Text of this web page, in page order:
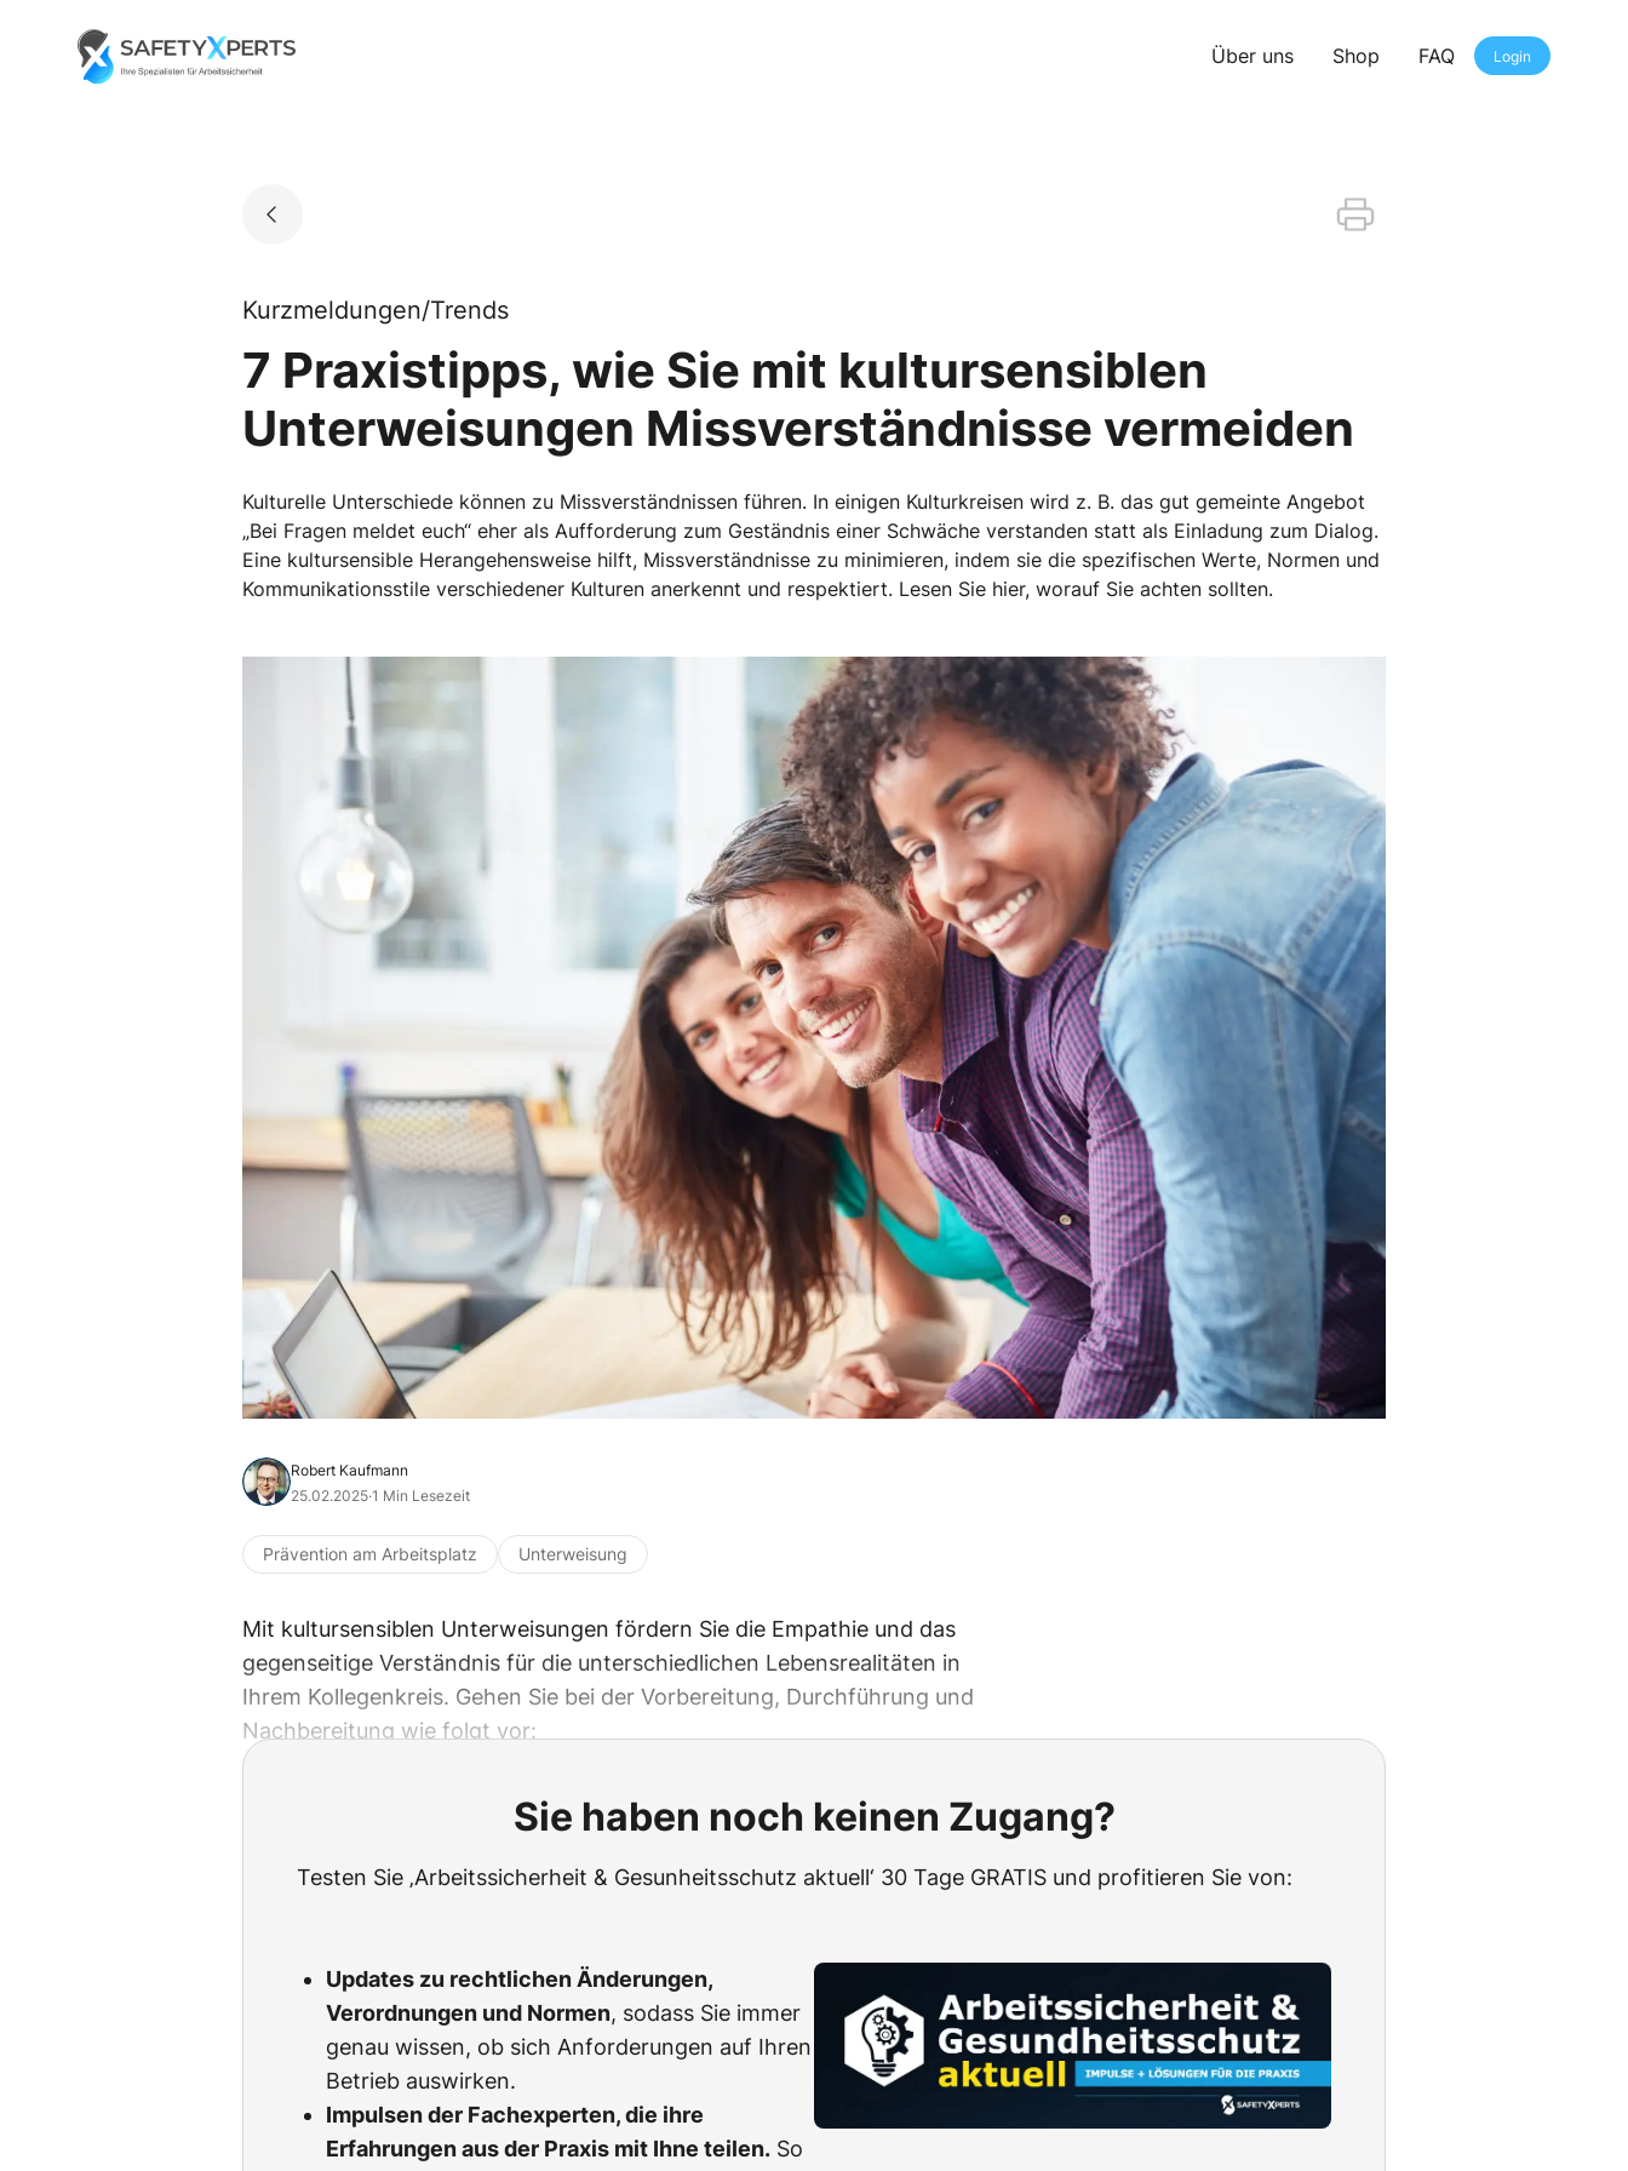
Go to landing page.
Über uns Shop FAQ Login
Kurzmeldungen/Trends
7 Praxistipps, wie Sie mit kultursensiblen
Unterweisungen Missverständnisse vermeiden
Kulturelle Unterschiede können zu Missverständnissen führen. In einigen Kulturkreisen wird z. B. das gut gemeinte Angebot
„Bei Fragen meldet euch“ eher als Aufforderung zum Geständnis einer Schwäche verstanden statt als Einladung zum Dialog.
Eine kultursensible Herangehensweise hilft, Missverständnisse zu minimieren, indem sie die spezifischen Werte, Normen und
Kommunikationsstile verschiedener Kulturen anerkennt und respektiert. Lesen Sie hier, worauf Sie achten sollten.
Robert Kaufmann
25.02.2025·1 Min Lesezeit
Prävention am Arbeitsplatz Unterweisung
Mit kultursensiblen Unterweisungen fördern Sie die Empathie und das
gegenseitige Verständnis für die unterschiedlichen Lebensrealitäten in
Ihrem Kollegenkreis. Gehen Sie bei der Vorbereitung, Durchführung und
Nachbereitung wie folgt vor:
Sie haben noch keinen Zugang?
Testen Sie ‚Arbeitssicherheit & Gesunheitsschutz aktuell‘ 30 Tage GRATIS und profitieren Sie von:
Updates zu rechtlichen Änderungen,
Verordnungen und Normen, sodass Sie immer
genau wissen, ob sich Anforderungen auf Ihren
Betrieb auswirken.
Impulsen der Fachexperten, die ihre
Erfahrungen aus der Praxis mit Ihne teilen. So